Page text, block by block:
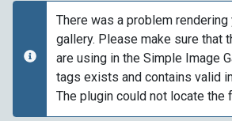
info
There was a problem rendering
gallery. Please make sure that
are using in the Simple Image
tags exists and contains valid
The plugin could not locate the